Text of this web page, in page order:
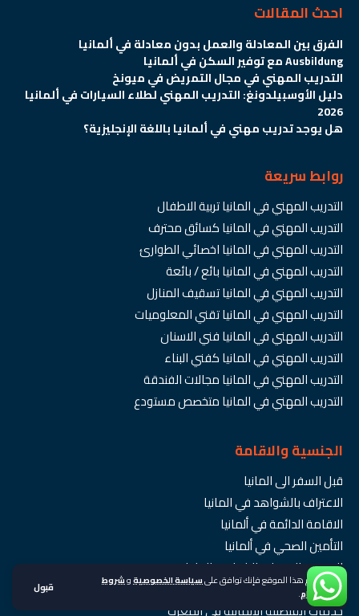
باستخدام هذا الموقع فإنك توافق علىسياسة الخصوصيةوشروط
الاستخدام. قبول
احدث المقالات
الفرق بين المعادلة والعمل بدون معادلة في ألمانيا
Ausbildung مع توفير السكن في ألمانيا
التدريب المهني في مجال التمريض في ميونخ
دليل الأوسبيلدونغ: التدريب المهني لطلاء السيارات في ألمانيا
2026
هل يوجد تدريب مهني في ألمانيا باللغة الإنجليزية؟
روابط سريعة
التدريب المهني في المانيا تربية الاطفال
التدريب المهني في المانيا كسائق محترف
التدريب المهني في المانيا اخصائي الطوارئ
التدريب المهني في المانيا بائع / بائعة
التدريب المهني في المانيا تسقيف المنازل
التدريب المهني في المانيا تقني المعلوميات
التدريب المهني في المانيا فني الاسنان
التدريب المهني في المانيا كفني البناء
التدريب المهني في المانيا مجالات الفندقة
التدريب المهني في المانيا متخصص مستودع
الجنسية والاقامة
قبل السفر الى المانيا
الاعتراف بالشواهد في المانيا
الاقامة الدائمة في ألمانيا
التأمين الصحي في ألمانيا
الموعد بالقنصلية الالمانية بالرباط
الجنسية الالمانية وقانون التجنيس في المانيا
خدمات القنصلية الالمانية في المغرب